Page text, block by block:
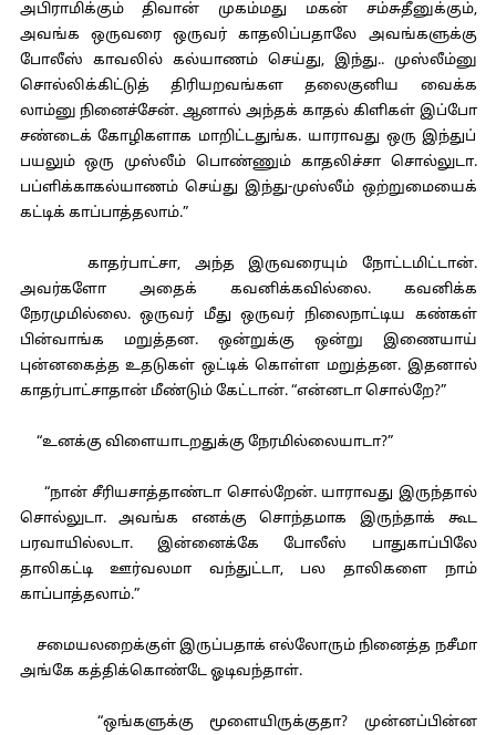
அபிராமிக்கும் திவான் முகம்மது மகன் சம்சுதீனுக்கும்,
அவங்க ஒருவரை ஒருவர் காதலிப்பதாலே அவங்களுக்கு
போலீஸ் காவலில் கல்யாணம் செய்து, இந்து.. முஸ்லீம்னு
சொல்லிக்கிட்டுத் திரியறவங்கள தலைகுனிய வைக்க
லாம்னு நினைச்சேன். ஆனால் அந்தக் காதல் கிளிகள் இப்போ
சண்டைக் கோழிகளாக மாறிட்டதுங்க. யாராவது ஒரு இந்துப்
பயலும் ஒரு முஸ்லீம் பொண்ணும் காதலிச்சா சொல்லுடா.
பப்ளிக்காகல்யாணம் செய்து இந்து-முஸ்லீம் ஒற்றுமையைக்
கட்டிக் காப்பாத்தலாம்.”
காதர்பாட்சா, அந்த இருவரையும் நோட்டமிட்டான்.
அவர்களோ அதைக் கவனிக்கவில்லை. கவனிக்க
நேரமுமில்லை. ஒருவர் மீது ஒருவர் நிலைநாட்டிய கண்கள்
பின்வாங்க மறுத்தன. ஒன்றுக்கு ஒன்று இணையாய்
புன்னகைத்த உதடுகள் ஒட்டிக் கொள்ள மறுத்தன. இதனால்
காதர்பாட்சாதான் மீண்டும் கேட்டான். “என்னடா சொல்றே?”
“உனக்கு விளையாடறதுக்கு நேரமில்லையாடா?”
“நான் சீரியசாத்தாண்டா சொல்றேன். யாராவது இருந்தால்
சொல்லுடா. அவங்க எனக்கு சொந்தமாக இருந்தாக் கூட
பரவாயில்லடா. இன்னைக்கே போலீஸ் பாதுகாப்பிலே
தாலிகட்டி ஊர்வலமா வந்துட்டா, பல தாலிகளை நாம்
காப்பாத்தலாம்.”
சமையலறைக்குள் இருப்பதாக் எல்லோரும் நினைத்த நசீமா
அங்கே கத்திக்கொண்டே ஓடிவந்தாள்.
“ஒங்களுக்கு மூளையிருக்குதா? முன்னப்பின்ன